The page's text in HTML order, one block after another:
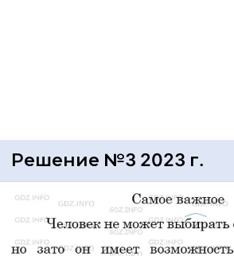
Решение №3 2023 г.